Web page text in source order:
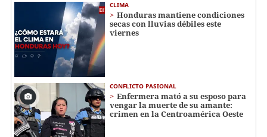
CLIMA
Honduras mantiene condiciones
secas con lluvias débiles este
viernes
CONFLICTO PASIONAL
Enfermera mató a su esposo para
vengar la muerte de su amante:
crimen en la Centroamérica Oeste